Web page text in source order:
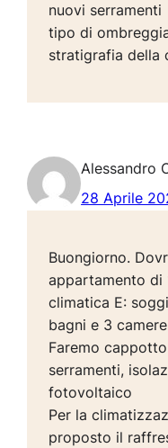
nuovi serramenti
tipo di
stratigrafia della
Alessandro
28 Aprile
Buongiorno.
appartamento di
climatica E:
bagni e 3
Faremo
serramenti,
fotovoltaico
Per la
proposto il